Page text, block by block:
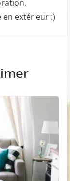
extérieur :)